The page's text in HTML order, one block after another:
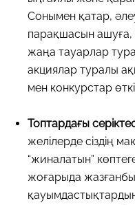
Сонымен қатар,
парақшасын
жаңа тауарлар
акциялар туралы
мен конкурстар
Топтардағы
желілерде сіздің
“жиналатын”
жоғарыда
қауымдастықтардың